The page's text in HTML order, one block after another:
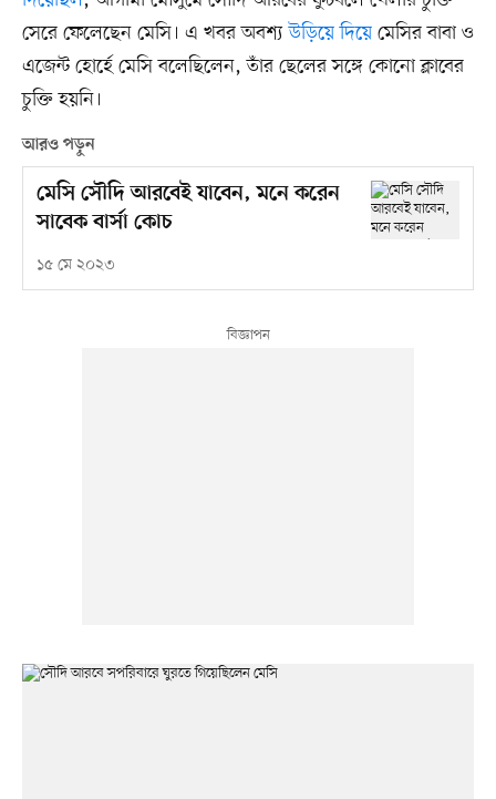
সেরে ফেলেছেন মেসি। এ খবর অবশ্যউড়িয়ে দিয়ে মেসির বাবা ও
এজেন্ট হোর্হে মেসি বলেছিলেন, তাঁর ছেলের সঙ্গে কোনো ক্লাবের
চুক্তি হয়নি।
আরও পড়ুন
মেসি সৌদি আরবেই যাবেন, মনে করেন
সাবেক বার্সা কোচ
১৫ মে ২০২৩